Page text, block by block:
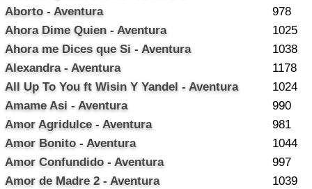
Aborto - Aventura
978
Ahora Dime Quien - Aventura
1025
Ahora me Dices que Si - Aventura
1038
Alexandra - Aventura
1178
All Up To You ft Wisin Y Yandel - Aventura
1024
Amame Asi - Aventura
990
Amor Agridulce - Aventura
981
Amor Bonito - Aventura
1044
Amor Confundido - Aventura
997
Amor de Madre 2 - Aventura
1039